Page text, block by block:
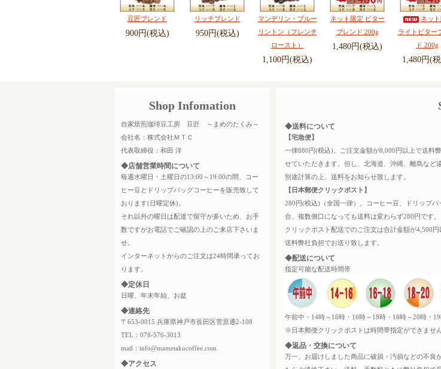
豆匠ブレンド
900円(税込)
リッチブレンド
950円(税込)
マンデリン・ブルー
リントン（フレンチ
ロースト）
1,100円(税込)
ネット限定 ビター
ブレンド 200g
1,480円(税込)
ネッ
ライトビター
ド 200g
1,480円(
Shop Infomation
自家焙煎珈琲豆工房 豆匠 ～まめのたくみ～
会社名：株式会社ＭＴＣ
代表取締役：和田 洋
◆店舗営業時間について
毎週水曜日・土曜日の13:00～19:00の間、コー
ヒー豆とドリップバッグコーヒーを販売致して
おります(日曜定休)。
それ以外の曜日は配達で留守が多いため、お手
数ですがお電話でご確認の上のご来店下さいま
せ。
インターネットからのご注文は24時間承ってお
ります。
◆定休日
日曜、年末年始、お盆
◆連絡先
〒653-0015 兵庫県神戸市長田区菅原通2-108
TEL：078-576-3013
mail：info@mametakucoffee.com
◆アクセス
◆送料について
【宅急便】
一律880円(税込)。ご注文金額が8,000円以上で送料
せていただきます。但し、北海道、沖縄、離島など
別途計算の上、送料をお知らせ致します。
【日本郵便クリックポスト】
280円(税込)（全国一律）。コーヒー豆、ドリップバ
合、複数個口になっても送料は変わらず280円です。
クリックポスト配送でのご注文は合計金額が4,500円
送料弊社負担でお送り致します。
◆配送について
指定可能な配送時間帯
午前中・14時～16時・16時～18時・18時～20時・
※日本郵便クリックポストは時間帯指定ができませ
◆返品・交換について
万一、お届けしました商品に破損・汚損などの不良